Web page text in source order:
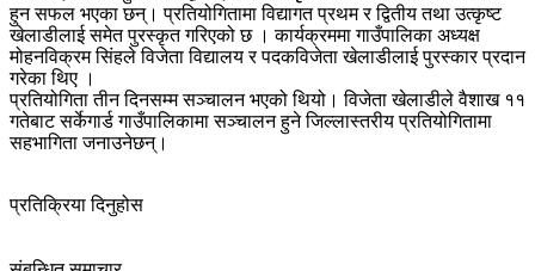
हुन सफल भएका छन्। प्रतियोगितामा विद्यागत प्रथम र द्वितीय तथा उत्कृष्ट
खेलाडीलाई समेत पुरस्कृत गरिएको छ । कार्यक्रममा गाउँपालिका अध्यक्ष
मोहनविक्रम सिंहले विजेता विद्यालय र पदकविजेता खेलाडीलाई पुरस्कार प्रदान
गरेका थिए ।
प्रतियोगिता तीन दिनसम्म सञ्चालन भएको थियो। विजेता खेलाडीले वैशाख ११
गतेबाट सर्केगार्ड गाउँपालिकामा सञ्चालन हुने जिल्लास्तरीय प्रतियोगितामा
सहभागिता जनाउनेछन्।
प्रतिक्रिया दिनुहोस